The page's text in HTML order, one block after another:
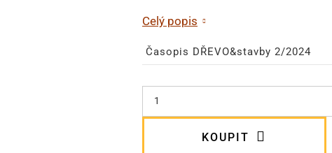
Celý popis
Časopis DŘEVO&stavby 2/2024
KOUPIT